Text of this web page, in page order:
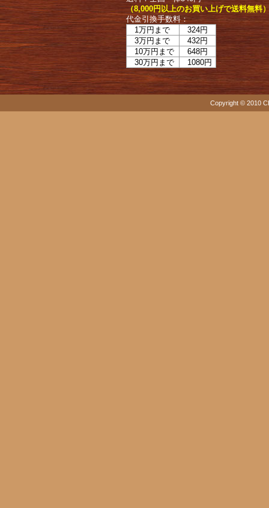
（8,000円以上のお買い上げで送料無料
代金引換手数料：
1万円まで
324円
3万円まで
432円
10万円まで
648円
30万円まで
1080円
Copyright © 2010